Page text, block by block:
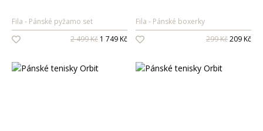
Fila
Pánské pyžamo set
2 499 Kč 1 749 Kč
Fila
Pánské boxerky
299 Kč209 Kč